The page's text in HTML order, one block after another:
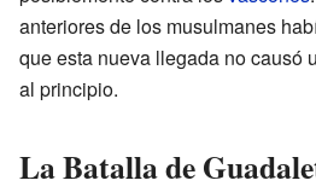
anteriores de los musulmanes
que esta nueva llegada no causó
al principio.
La Batalla de